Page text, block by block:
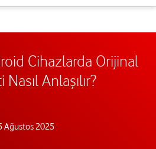
Cihazlarda Orijinal
Anlaşılır?
Ağustos 2025